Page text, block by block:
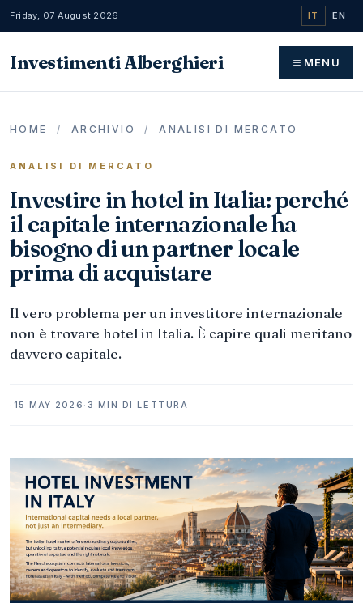
Friday, 07 August 2026 IT EN
Investimenti Alberghieri MENU
HOME / ARCHIVIO / ANALISI DI MERCATO
ANALISI DI MERCATO
Investire in hotel in Italia: perché
il capitale internazionale ha
bisogno di un partner locale
prima di acquistare
Il vero problema per un investitore internazionale
non è trovare hotel in Italia. È capire quali meritano
davvero capitale.
· 15 MAY 2026 · 3 MIN DI LETTURA